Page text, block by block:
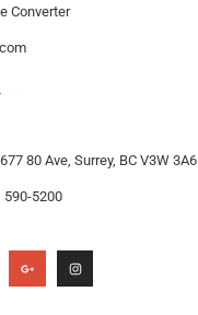
Converter
80 Ave, Surrey, BC V3W 3A6
590-5200